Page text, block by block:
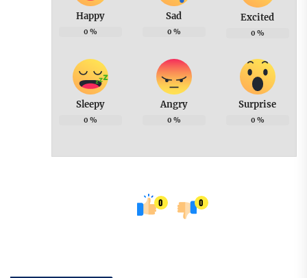
Happy
0 %
Sad
0 %
Excited
0 %
Sleepy
0 %
Angry
0 %
Surprise
0 %
0 0